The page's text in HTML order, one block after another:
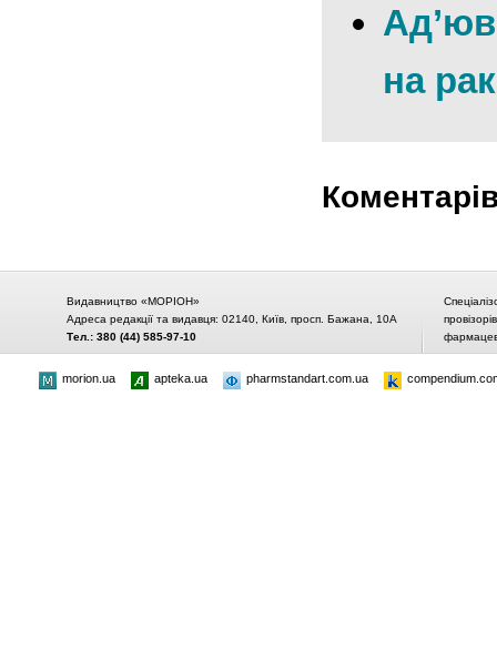
на
Видавництво «МОРІОН»
Адреса редакції та видавця: 02140, Київ, просп. Бажана, 10А
Тел.: 380 (44) 585-97-10
morion.ua apteka.ua pharmstandart.com.ua